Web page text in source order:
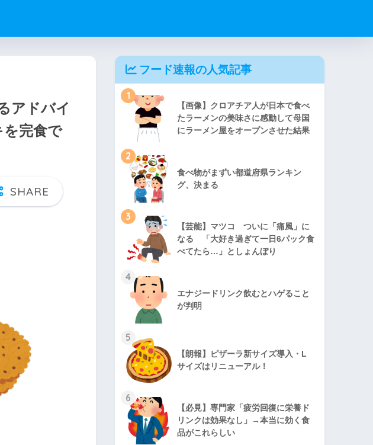
アドバイ
完食で
フード速報の人気記事
1
【画像】クロアチア人が日本で食べ
たラーメンの美味さに感動して母国
にラーメン屋をオープンさせた結果
2
食べ物がまずい都道府県ランキン
グ、決まる
3
【芸能】マツコ ついに「痛風」に
なる 「大好き過ぎて一日6パック食
べてたら…」としょんぼり
4
エナジードリンク飲むとハゲること
が判明
5
【朗報】ピザーラ新サイズ導入・L
サイズはリニューアル！
6
【必見】専門家「疲労回復に栄養ド
リンクは効果なし」→本当に効く食
品がこれらしい